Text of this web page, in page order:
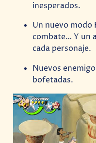
inesperados.
Un nuevo modo
combate… Y un
cada personaje.
Nuevos
bofetadas.